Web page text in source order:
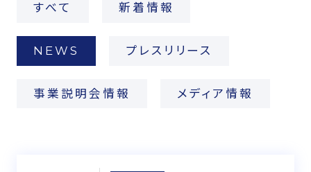
すべて 新着情報
NEWS プレスリリース
事業説明会情報 メディア情報